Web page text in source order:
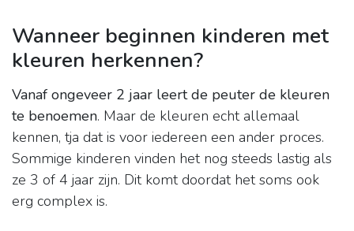
Wanneer beginnen kinderen met
kleuren herkennen?
Vanaf ongeveer 2 jaar leert de peuter de kleuren
te benoemen. Maar de kleuren echt allemaal
kennen, tja dat is voor iedereen een ander proces.
Sommige kinderen vinden het nog steeds lastig als
ze 3 of 4 jaar zijn. Dit komt doordat het soms ook
erg complex is.